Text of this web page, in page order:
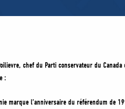
chef du Parti conservateur du
:
marque l’anniversaire du référendum de